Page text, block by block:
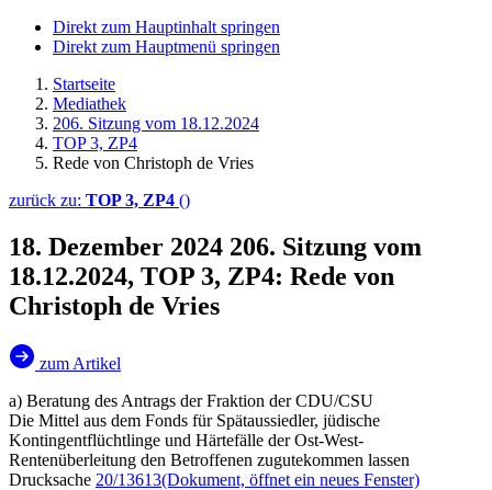
Direkt zum Hauptinhalt springen
Direkt zum Hauptmenü springen
Startseite
Mediathek
206. Sitzung vom 18.12.2024
TOP 3, ZP4
Rede von Christoph de Vries
zurück zu: TOP 3, ZP4 ()
18. Dezember 2024 206. Sitzung vom
18.12.2024, TOP 3, ZP4: Rede von
Christoph de Vries
zum Artikel
a) Beratung des Antrags der Fraktion der CDU/CSU
Die Mittel aus dem Fonds für Spätaussiedler, jüdische
Kontingentflüchtlinge und Härtefälle der Ost-West-
Rentenüberleitung den Betroffenen zugutekommen lassen
Drucksache 20/13613(Dokument, öffnet ein neues Fenster)